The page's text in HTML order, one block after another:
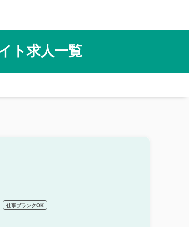
ト求人一覧
仕事ブランクOK